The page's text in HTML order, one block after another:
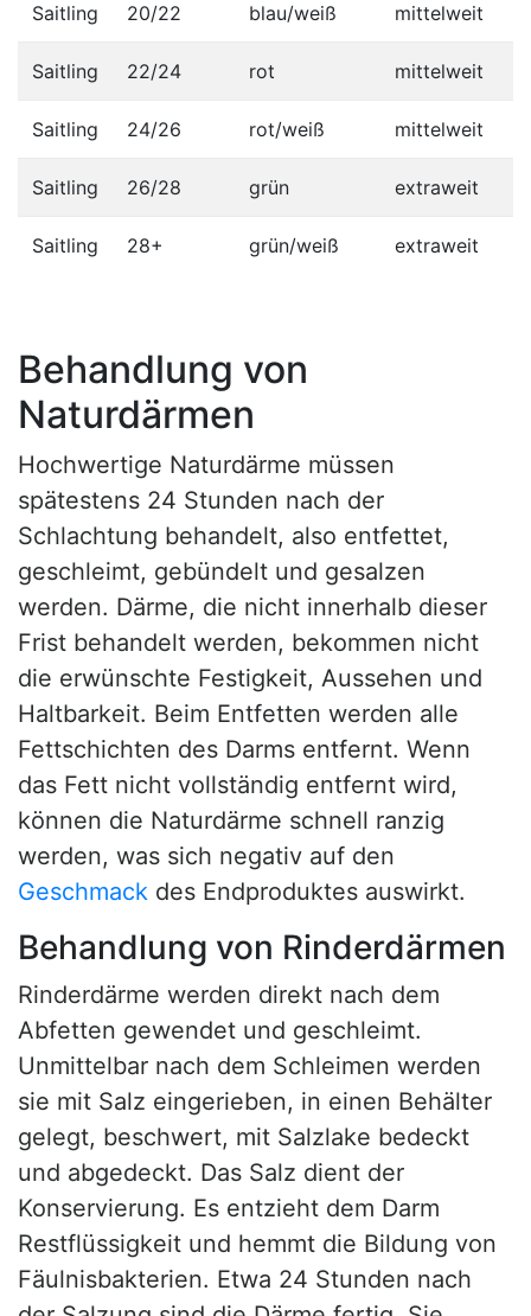
Saitling 20/22 blau/weiß mittelweit
Saitling 22/24 rot mittelweit
Saitling 24/26 rot/weiß mittelweit
Saitling 26/28 grün extraweit
Saitling 28+ grün/weiß extraweit
Behandlung von
Naturdärmen
Hochwertige Naturdärme müssen
spätestens 24 Stunden nach der
Schlachtung behandelt, also entfettet,
geschleimt, gebündelt und gesalzen
werden. Därme, die nicht innerhalb dieser
Frist behandelt werden, bekommen nicht
die erwünschte Festigkeit, Aussehen und
Haltbarkeit. Beim Entfetten werden alle
Fettschichten des Darms entfernt. Wenn
das Fett nicht vollständig entfernt wird,
können die Naturdärme schnell ranzig
werden, was sich negativ auf den
Geschmack des Endproduktes auswirkt.
Behandlung von Rinderdärmen
Rinderdärme werden direkt nach dem
Abfetten gewendet und geschleimt.
Unmittelbar nach dem Schleimen werden
sie mit Salz eingerieben, in einen Behälter
gelegt, beschwert, mit Salzlake bedeckt
und abgedeckt. Das Salz dient der
Konservierung. Es entzieht dem Darm
Restflüssigkeit und hemmt die Bildung von
Fäulnisbakterien. Etwa 24 Stunden nach